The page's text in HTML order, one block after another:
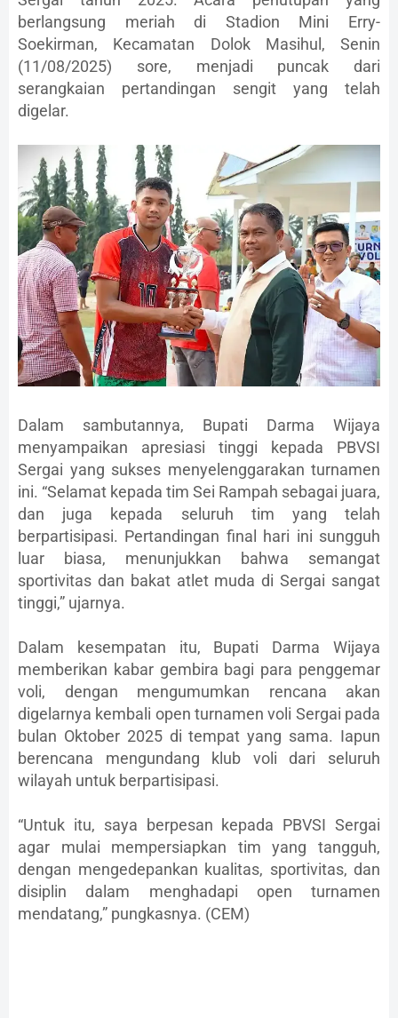
berlangsung meriah di Stadion Mini Erry-
Soekirman, Kecamatan Dolok Masihul, Senin
(11/08/2025) sore, menjadi puncak dari
serangkaian pertandingan sengit yang telah
digelar.
Dalam sambutannya, Bupati Darma Wijaya
menyampaikan apresiasi tinggi kepada PBVSI
Sergai yang sukses menyelenggarakan turnamen
ini. “Selamat kepada tim Sei Rampah sebagai juara,
dan juga kepada seluruh tim yang telah
berpartisipasi. Pertandingan final hari ini sungguh
luar biasa, menunjukkan bahwa semangat
sportivitas dan bakat atlet muda di Sergai sangat
tinggi,” ujarnya.
Dalam kesempatan itu, Bupati Darma Wijaya
memberikan kabar gembira bagi para penggemar
voli, dengan mengumumkan rencana akan
digelarnya kembali open turnamen voli Sergai pada
bulan Oktober 2025 di tempat yang sama. Iapun
berencana mengundang klub voli dari seluruh
wilayah untuk berpartisipasi.
“Untuk itu, saya berpesan kepada PBVSI Sergai
agar mulai mempersiapkan tim yang tangguh,
dengan mengedepankan kualitas, sportivitas, dan
disiplin dalam menghadapi open turnamen
mendatang,” pungkasnya. (CEM)